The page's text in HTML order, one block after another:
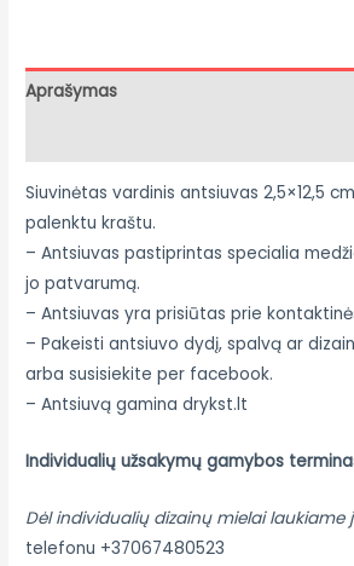
Aprašymas
Siuvinėtas vardinis antsiuvas 2,5×12,5
palenktu kraštu.
– Antsiuvas pastiprintas specialia
jo patvarumą.
– Antsiuvas yra prisiūtas prie
– Pakeisti antsiuvo dydį, spalvą ar
arba susisiekite per facebook.
– Antsiuvą gamina drykst.lt
Individualių užsakymų gamybos
Dėl individualių dizainų mielai laukiame
telefonu +37067480523